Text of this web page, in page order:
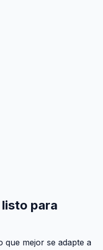
para
que mejor se adapte a